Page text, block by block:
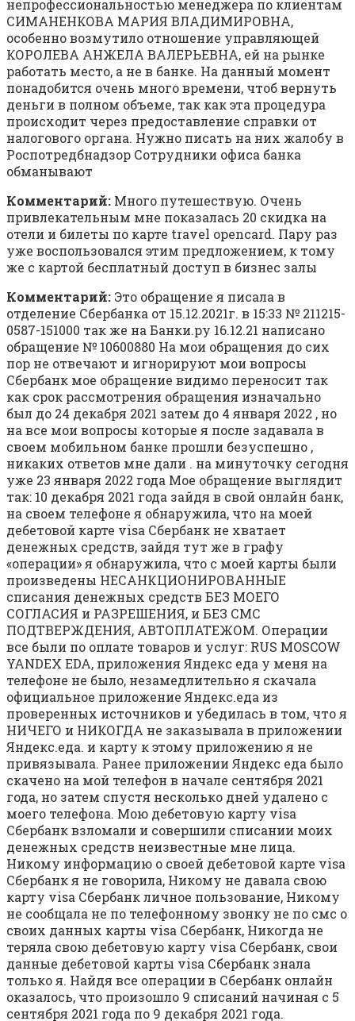
непрофессиональностью менеджера по клиентам
СИМАНЕНКОВА МАРИЯ ВЛАДИМИРОВНА,
особенно возмутило отношение управляющей
КОРОЛЕВА АНЖЕЛА ВАЛЕРЬЕВНА, ей на рынке
работать место, а не в банке. На данный момент
понадобится очень много времени, чтоб вернуть
деньги в полном объеме, так как эта процедура
происходит через предоставление справки от
налогового органа. Нужно писать на них жалобу в
Роспотредбнадзор Сотрудники офиса банка
обманывают
Комментарий: Много путешествую. Очень
привлекательным мне показалась 20 скидка на
отели и билеты по карте travel opencard. Пару раз
уже воспользовался этим предложением, к тому
же с картой бесплатный доступ в бизнес залы
Комментарий: Это обращение я писала в
отделение Сбербанка от 15.12.2021г. в 15:33 № 211215-
0587-151000 так же на Банки.ру 16.12.21 написано
обращение № 10600880 На мои обращения до сих
пор не отвечают и игнорируют мои вопросы
Сбербанк мое обращение видимо переносит так
как срок рассмотрения обращения изначально
был до 24 декабря 2021 затем до 4 января 2022 , но
на все мои вопросы которые я после задавала в
своем мобильном банке прошли безуспешно ,
никаких ответов мне дали . на минуточку сегодня
уже 23 января 2022 года Мое обращение выглядит
так: 10 декабря 2021 года зайдя в свой онлайн банк,
на своем телефоне я обнаружила, что на моей
дебетовой карте visa Сбербанк не хватает
денежных средств, зайдя тут же в графу
«операции» я обнаружила, что с моей карты были
произведены НЕСАНКЦИОНИРОВАННЫЕ
списания денежных средств БЕЗ МОЕГО
СОГЛАСИЯ и РАЗРЕШЕНИЯ, и БЕЗ СМС
ПОДТВЕРЖДЕНИЯ, АВТОПЛАТЕЖОМ. Операции
все были по оплате товаров и услуг: RUS MOSCOW
YANDEX EDA, приложения Яндекс еда у меня на
телефоне не было, незамедлительно я скачала
официальное приложение Яндекс.еда из
проверенных источников и убедилась в том, что я
НИЧЕГО и НИКОГДА не заказывала в приложении
Яндекс.еда. и карту к этому приложению я не
привязывала. Ранее приложении Яндекс еда было
скачено на мой телефон в начале сентября 2021
года, но затем спустя несколько дней удалено с
моего телефона. Мою дебетовую карту visa
Сбербанк взломали и совершили списании моих
денежных средств неизвестные мне лица.
Никому информацию о своей дебетовой карте visa
Сбербанк я не говорила, Никому не давала свою
карту visa Сбербанк личное пользование, Никому
не сообщала не по телефонному звонку не по смс о
своих данных карты visa Сбербанк, Никогда не
теряла свою дебетовую карту visa Сбербанк, свои
данные дебетовой карты visa Сбербанк знала
только я. Найдя все операции в Сбербанк онлайн
оказалось, что произошло 9 списаний начиная с 5
сентября 2021 года по 9 декабря 2021 года.